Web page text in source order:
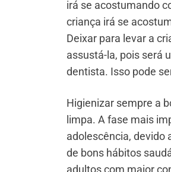
irá se acostumando
criança irá se
Deixar para levar a
assustá-la, pois será
dentista. Isso pode
Higienizar sempre a
limpa. A fase mais
adolescência, devido
de bons hábitos